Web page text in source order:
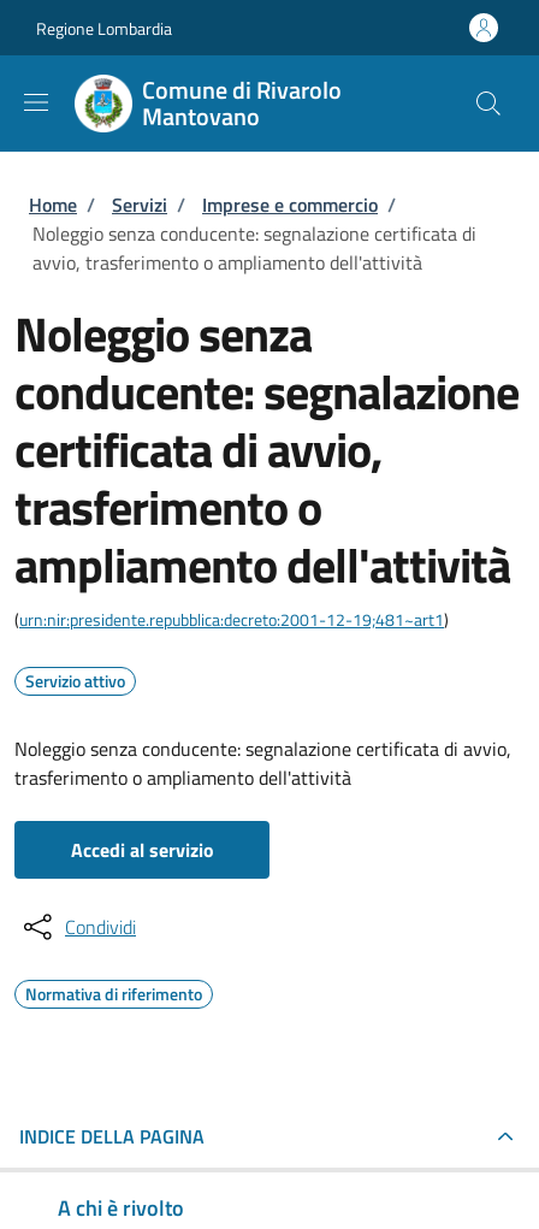
Regione Lombardia
Comune di Rivarolo
Mantovano
Briciole di pane
Home / Servizi / Imprese e commercio /
Noleggio senza conducente: segnalazione certificata di
avvio, trasferimento o ampliamento dell'attività
Noleggio senza
conducente: segnalazione
certificata di avvio,
trasferimento o
ampliamento dell'attività
(urn:nir:presidente.repubblica:decreto:2001-12-19;481~art1)
Servizio attivo
Noleggio senza conducente: segnalazione certificata di avvio,
trasferimento o ampliamento dell'attività
Accedi al servizio
Condividi
Normativa di riferimento
INDICE DELLA PAGINA
A chi è rivolto